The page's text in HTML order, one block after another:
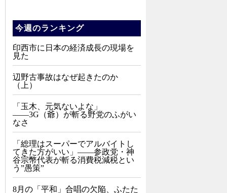
今週のランキング
印西市に日本の経済成長の現場を
見た
辺野古事故はなぜ起きたのか
（上）
「玉木、元気ないよな」
――3G（爺）が斬る野党のふがい
なさ
「総理はスーパーでアルバイトし
てきた方がいい」――参政党・神
谷宗幣代表が斬る消費税減税とい
う”愚策”
8月の「平和」合唱の欠陥、ふたた